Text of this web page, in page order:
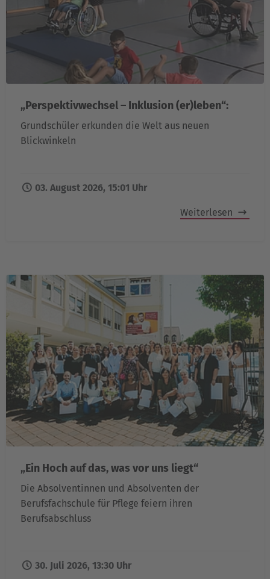
„Perspektivwechsel – Inklusion (er)leben“:
Grundschüler erkunden die Welt aus neuen
Blickwinkeln
03. August 2026, 15:01 Uhr
Weiterlesen
„Ein Hoch auf das, was vor uns liegt“
Die Absolventinnen und Absolventen der
Berufsfachschule für Pflege feiern ihren
Berufsabschluss
30. Juli 2026, 13:30 Uhr